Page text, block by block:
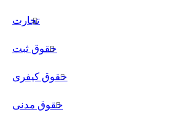
تجارت
حقوق ثبت
حقوق کیفری
حقوق مدنی